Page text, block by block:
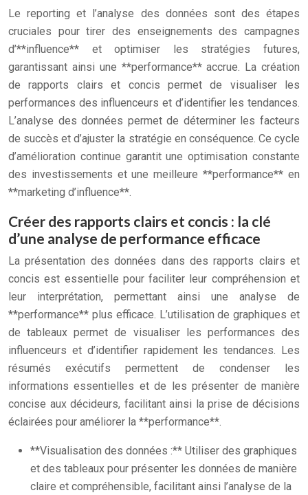
Le reporting et l’analyse des données sont des étapes
cruciales pour tirer des enseignements des campagnes
d’**influence** et optimiser les stratégies futures,
garantissant ainsi une **performance** accrue. La création
de rapports clairs et concis permet de visualiser les
performances des influenceurs et d’identifier les tendances.
L’analyse des données permet de déterminer les facteurs
de succès et d’ajuster la stratégie en conséquence. Ce cycle
d’amélioration continue garantit une optimisation constante
des investissements et une meilleure **performance** en
**marketing d’influence**.
Créer des rapports clairs et concis : la clé
d’une analyse de performance efficace
La présentation des données dans des rapports clairs et
concis est essentielle pour faciliter leur compréhension et
leur interprétation, permettant ainsi une analyse de
**performance** plus efficace. L’utilisation de graphiques et
de tableaux permet de visualiser les performances des
influenceurs et d’identifier rapidement les tendances. Les
résumés exécutifs permettent de condenser les
informations essentielles et de les présenter de manière
concise aux décideurs, facilitant ainsi la prise de décisions
éclairées pour améliorer la **performance**.
**Visualisation des données :** Utiliser des graphiques
et des tableaux pour présenter les données de manière
claire et compréhensible, facilitant ainsi l’analyse de la